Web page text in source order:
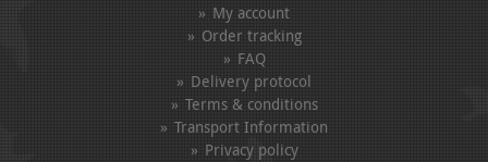
My account
Order tracking
FAQ
Delivery protocol
Terms & conditions
Transport Information
Privacy policy